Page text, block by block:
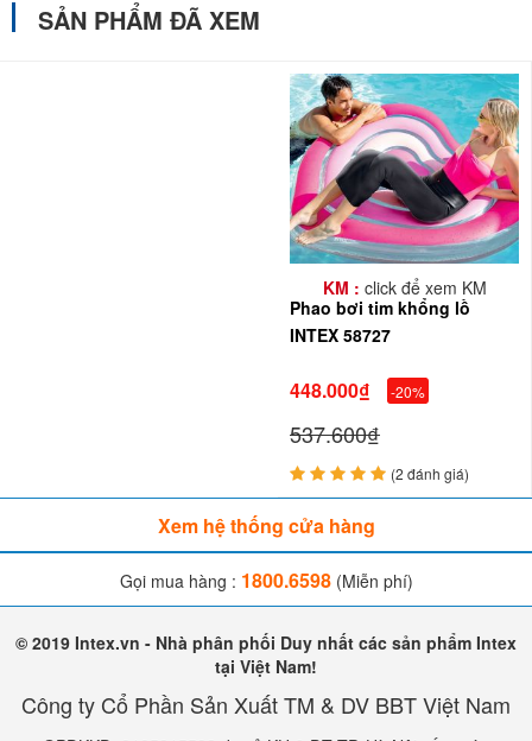
SẢN PHẨM ĐÃ XEM
KM : click để xem KM
Phao bơi tim khổng lồ
INTEX 58727
448.000₫ -20%
537.600₫
(2 đánh giá)
Xem hệ thống cửa hàng
Gọi mua hàng : 1800.6598(Miễn phí)
© 2019 Intex.vn - Nhà phân phối Duy nhất các sản phẩm Intex
tại Việt Nam!
Công ty Cổ Phần Sản Xuất TM & DV BBT Việt Nam